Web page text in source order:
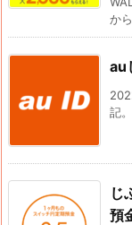
か
au
記
じ
預